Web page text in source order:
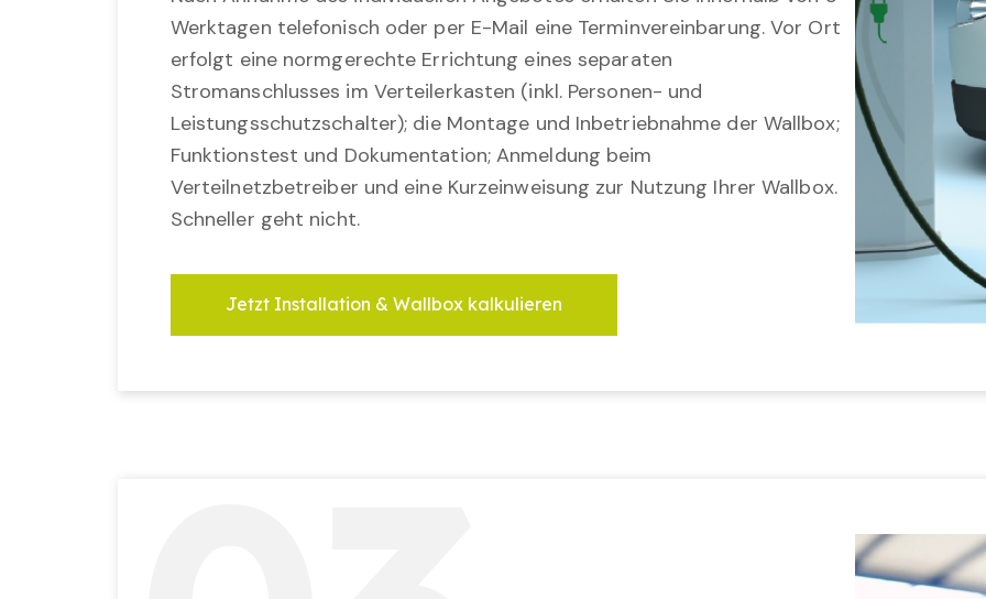
Werktagen telefonisch oder per E-Mail eine Terminvereinbarung. Vor Ort
erfolgt eine normgerechte Errichtung eines separaten
Stromanschlusses im Verteilerkasten (inkl. Personen- und
Leistungsschutzschalter); die Montage und Inbetriebnahme der Wallbox;
Funktionstest und Dokumentation; Anmeldung beim
Verteilnetzbetreiber und eine Kurzeinweisung zur Nutzung Ihrer Wallbox.
Schneller geht nicht.
Jetzt Installation & Wallbox kalkulieren